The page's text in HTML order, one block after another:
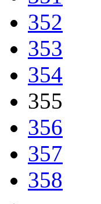
352
353
354
355
356
357
358